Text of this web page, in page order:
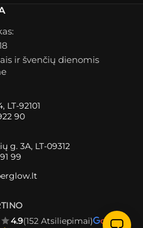
ir švenčių dienomis
LT-92101
90
g. 3A, LT-09312
99
4.9(152 Atsiliepimai)